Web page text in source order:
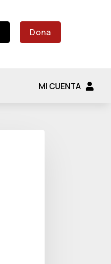
Dona
MI CUENTA